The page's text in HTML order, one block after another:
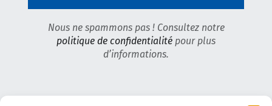
Nous ne spammons pas ! Consultez notre
politique de confidentialité pour plus
d’informations.